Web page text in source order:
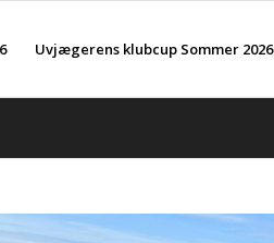
Uvjægerens klubcup Sommer 2026